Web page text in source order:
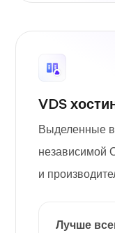
VDS
Выделенные
независимой
и
Лучше